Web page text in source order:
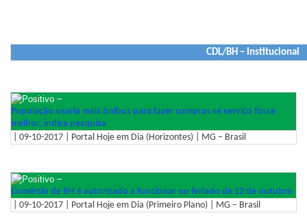
CDL/BH – Institucional
–
População usaria mais ônibus para fazer compras se serviço fosse
melhor, indica pesquisa
| 09-10-2017 | Portal Hoje em Dia (Horizontes) | MG – Brasil
–
Comércio de BH é autorizado a funcionar no feriado de 12 de outubro
| 09-10-2017 | Portal Hoje em Dia (Primeiro Plano) | MG – Brasil